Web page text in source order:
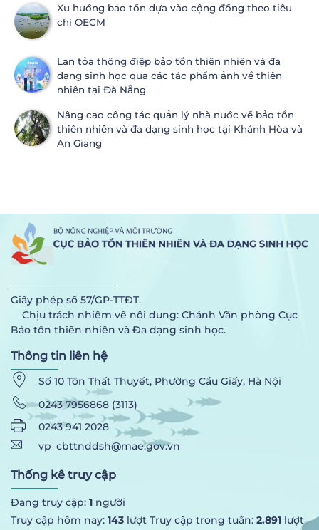
Xu hướng bảo tồn dựa vào cộng đồng theo tiêu
chí OECM
Lan tỏa thông điệp bảo tồn thiên nhiên và đa
dạng sinh học qua các tác phẩm ảnh về thiên
nhiên tại Đà Nẵng
Nâng cao công tác quản lý nhà nước về bảo tồn
thiên nhiên và đa dạng sinh học tại Khánh Hòa và
An Giang
Giấy phép số 57/GP-TTĐT.
Chịu trách nhiệm về nội dung: Chánh Văn phòng Cục
Bảo tồn thiên nhiên và Đa dạng sinh học.
Thông tin liên hệ
Số 10 Tôn Thất Thuyết, Phường Cầu Giấy, Hà Nội
0243 7956868 (3113)
0243 941 2028
vp_cbttnddsh@mae.gov.vn
Thống kê truy cập
Đang truy cập: 1 người
Truy cập hôm nay: 143 lượt Truy cập trong tuần: 2.891 lượt